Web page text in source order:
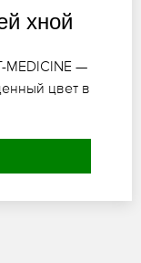
хной
MEDICINE —
цвет в